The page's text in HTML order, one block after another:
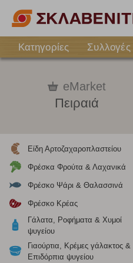
Κατηγορίες
Συλλογές
eMarket
Πειραιά
Είδη Αρτοζαχαροπλαστείου
Φρέσκα Φρούτα & Λαχανικά
Φρέσκο Ψάρι & Θαλασσινά
Φρέσκο Κρέας
Γάλατα, Ροφήματα & Χυμοί
ψυγείου
Γιαούρτια, Κρέμες γάλακτος &
Επιδόρπια ψυγείου